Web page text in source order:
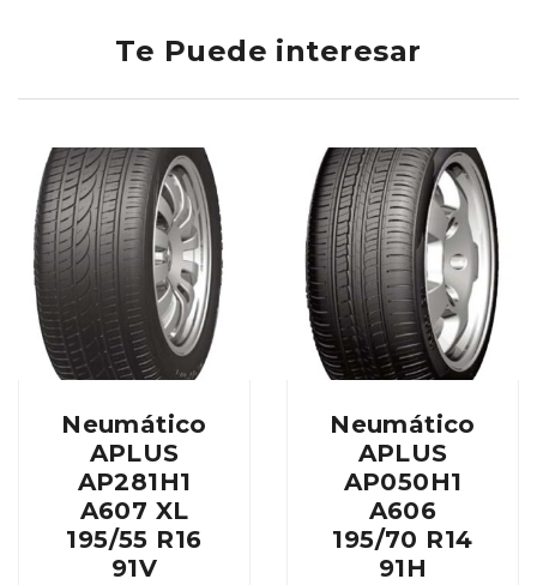
Te Puede interesar
Neumático
APLUS
AP281H1
A607 XL
195/55 R16
91V
Neumático
APLUS
AP050H1
A606
195/70 R14
91H